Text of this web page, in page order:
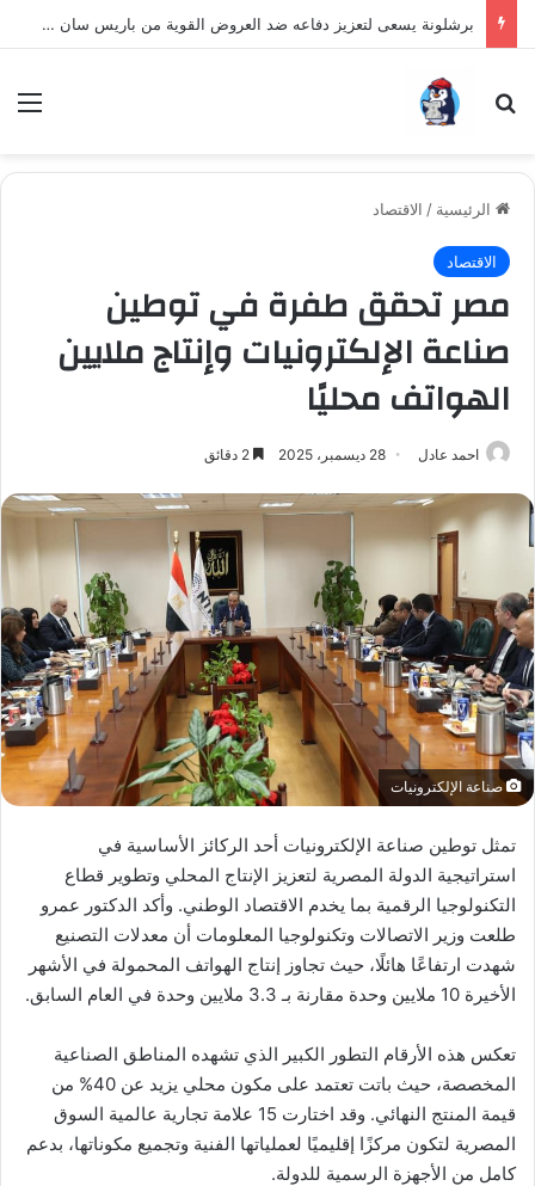
برشلونة يسعى لتعزيز دفاعه ضد العروض القوية من باريس سان جيرمان لنجم الأرجنتين
بحث عن
الرئيسية / الاقتصاد
الاقتصاد
مصر تحقق طفرة في توطين
صناعة الإلكترونيات وإنتاج ملايين
الهواتف محليًا
احمد عادل 28 ديسمبر، 2025
صناعة الإلكترونيات
تمثل توطين صناعة الإلكترونيات أحد الركائز الأساسية في
استراتيجية الدولة المصرية لتعزيز الإنتاج المحلي وتطوير قطاع
التكنولوجيا الرقمية بما يخدم الاقتصاد الوطني. وأكد الدكتور عمرو
طلعت وزير الاتصالات وتكنولوجيا المعلومات أن معدلات التصنيع
شهدت ارتفاعًا هائلًا، حيث تجاوز إنتاج الهواتف المحمولة في الأشهر
الأخيرة 10 ملايين وحدة مقارنة بـ 3.3 ملايين وحدة في العام السابق.
تعكس هذه الأرقام التطور الكبير الذي تشهده المناطق الصناعية
المخصصة، حيث باتت تعتمد على مكون محلي يزيد عن 40% من
قيمة المنتج النهائي. وقد اختارت 15 علامة تجارية عالمية السوق
المصرية لتكون مركزًا إقليميًا لعملياتها الفنية وتجميع مكوناتها، بدعم
كامل من الأجهزة الرسمية للدولة.